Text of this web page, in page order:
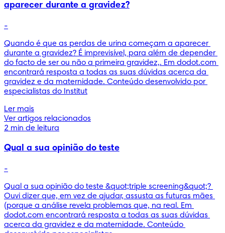
aparecer durante a gravidez?
-
Quando é que as perdas de urina começam a aparecer
durante a gravidez? É imprevisível, para além de depender
do facto de ser ou não a primeira gravidez,. Em dodot.com
encontrará resposta a todas as suas dúvidas acerca da
gravidez e da maternidade. Conteúdo desenvolvido por
especialistas do Institut
Ler mais
Ver artigos relacionados
2 min de leitura
Qual a sua opinião do teste
-
Qual a sua opinião do teste &quot;triple screening&quot;?
Ouvi dizer que, em vez de ajudar, assusta as futuras mães
(porque a análise revela problemas que, na real. Em
dodot.com encontrará resposta a todas as suas dúvidas
acerca da gravidez e da maternidade. Conteúdo